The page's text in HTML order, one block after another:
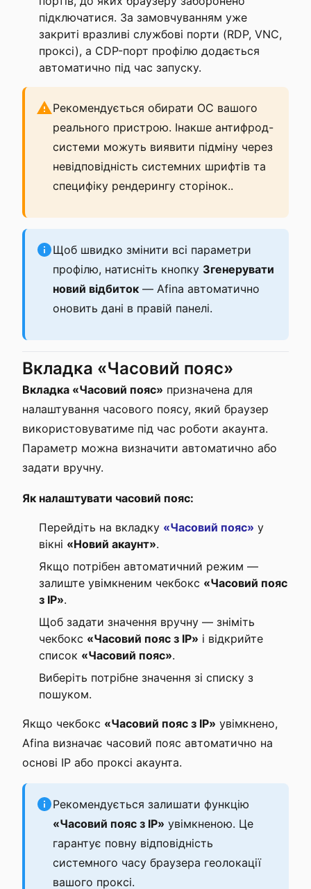
підключатися. За замовчуванням уже
закриті вразливі службові порти (RDP, VNC,
проксі), а CDP-порт профілю додається
автоматично під час запуску.
Рекомендується обирати ОС вашого
реального пристрою. Інакше антифрод-
системи можуть виявити підміну через
невідповідність системних шрифтів та
специфіку рендерингу сторінок..
Щоб швидко змінити всі параметри
профілю, натисніть кнопку Згенерувати
новий відбиток — Afina автоматично
оновить дані в правій панелі.
Вкладка «Часовий пояс»
Вкладка «Часовий пояс» призначена для
налаштування часового поясу, який браузер
використовуватиме під час роботи акаунта.
Параметр можна визначити автоматично або
задати вручну.
Як налаштувати часовий пояс:
Перейдіть на вкладку «Часовий пояс» у
вікні «Новий акаунт».
Якщо потрібен автоматичний режим —
залиште увімкненим чекбокс «Часовий пояс
з IP».
Щоб задати значення вручну — зніміть
чекбокс «Часовий пояс з IP» і відкрийте
список «Часовий пояс».
Виберіть потрібне значення зі списку з
пошуком.
Якщо чекбокс «Часовий пояс з IP» увімкнено,
Afina визначає часовий пояс автоматично на
основі IP або проксі акаунта.
Рекомендується залишати функцію
«Часовий пояс з IP» увімкненою. Це
гарантує повну відповідність
системного часу браузера геолокації
вашого проксі.